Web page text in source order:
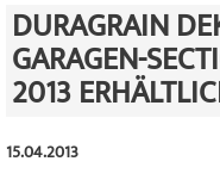
DURAGRAIN
GARAGEN-
2013
15.04.2013